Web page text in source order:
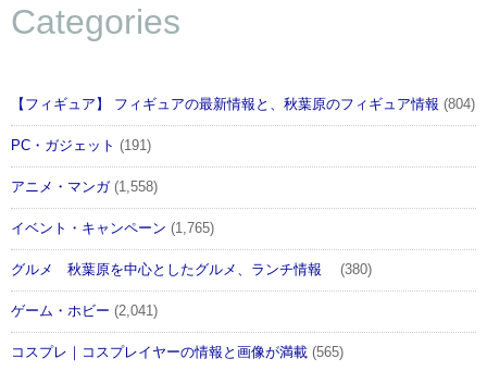
Categories
【フィギュア】 フィギュアの最新情報と、秋葉原のフィギュア情報 (804)
PC・ガジェット (191)
アニメ・マンガ(1,558)
イベント・キャンペーン (1,765)
グルメ 秋葉原を中心としたグルメ、ランチ情報 (380)
ゲーム・ホビー (2,041)
コスプレ｜コスプレイヤーの情報と画像が満載 (565)